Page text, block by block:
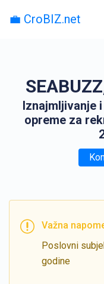
💼 CroBIZ.net
Iznajmljivanje
opreme za
Važna
Poslovni
godine